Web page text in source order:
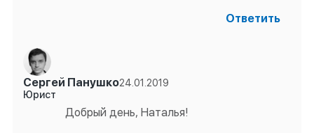
Ответить
Сергей Панушко24.01.2019
Юрист
Добрый день, Наталья!